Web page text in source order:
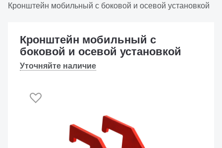
Кронштейн мобильный с боковой и осевой установкой
Кронштейн мобильный с
боковой и осевой установкой
Уточняйте наличие